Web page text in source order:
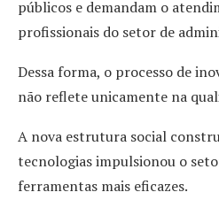
públicos e demandam o
profissionais do setor de
Dessa forma, o processo de
não reflete unicamente na
A nova estrutura social
tecnologias impulsionou o
ferramentas mais eficazes.